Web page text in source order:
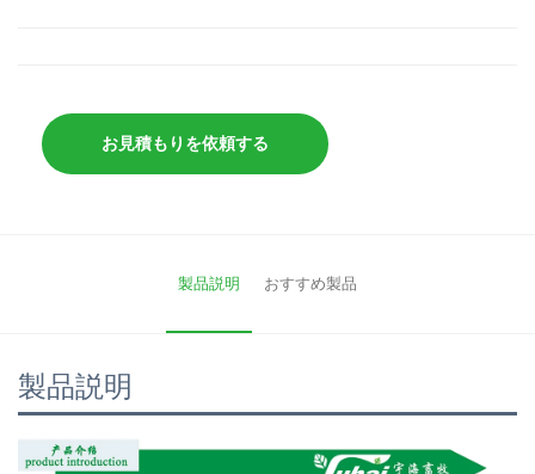
お見積もりを依頼する
製品説明 おすすめ製品
製品説明